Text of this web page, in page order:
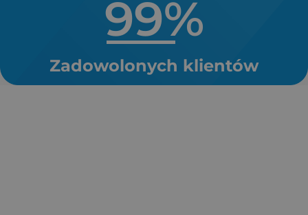
99%
Zadowolonych klientów